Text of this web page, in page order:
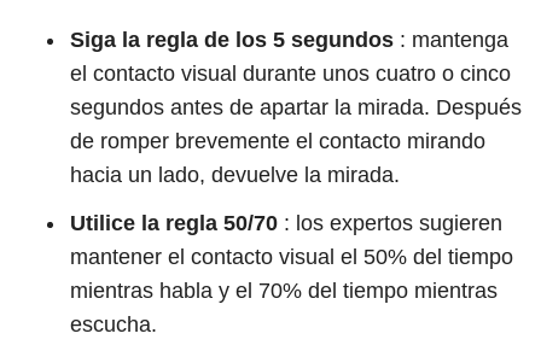
Siga la regla de los 5 segundos : mantenga
el contacto visual durante unos cuatro o cinco
segundos antes de apartar la mirada. Después
de romper brevemente el contacto mirando
hacia un lado, devuelve la mirada.
Utilice la regla 50/70 : los expertos sugieren
mantener el contacto visual el 50% del tiempo
mientras habla y el 70% del tiempo mientras
escucha.